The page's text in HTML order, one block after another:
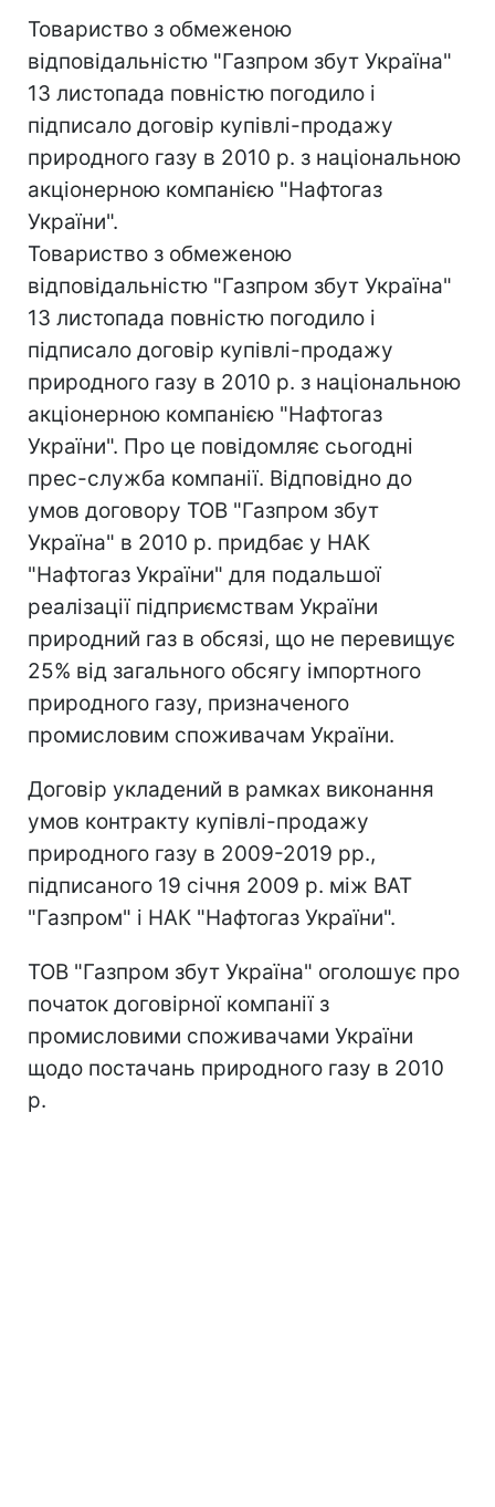
Товариство з обмеженою
відповідальністю "Газпром збут Україна"
13 листопада повністю погодило і
підписало договір купівлі-продажу
природного газу в 2010 р. з національною
акціонерною компанією "Нафтогаз
України".
Товариство з обмеженою
відповідальністю "Газпром збут Україна"
13 листопада повністю погодило і
підписало договір купівлі-продажу
природного газу в 2010 р. з національною
акціонерною компанією "Нафтогаз
України". Про це повідомляє сьогодні
прес-служба компанії. Відповідно до
умов договору ТОВ "Газпром збут
Україна" в 2010 р. придбає у НАК
"Нафтогаз України" для подальшої
реалізації підприємствам України
природний газ в обсязі, що не перевищує
25% від загального обсягу імпортного
природного газу, призначеного
промисловим споживачам України.
Договір укладений в рамках виконання
умов контракту купівлі-продажу
природного газу в 2009-2019 рр.,
підписаного 19 січня 2009 р. між ВАТ
"Газпром" і НАК "Нафтогаз України".
ТОВ "Газпром збут Україна" оголошує про
початок договірної компанії з
промисловими споживачами України
щодо постачань природного газу в 2010
р.